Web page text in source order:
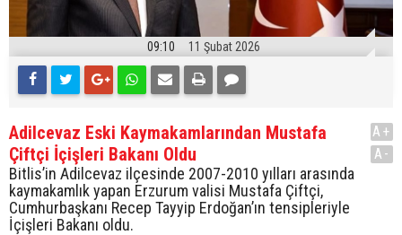
09:10 11 Şubat 2026
Adilcevaz Eski Kaymakamlarından Mustafa
Çiftçi İçişleri Bakanı Oldu
Bitlis’in Adilcevaz ilçesinde 2007-2010 yılları arasında
kaymakamlık yapan Erzurum valisi Mustafa Çiftçi,
Cumhurbaşkanı Recep Tayyip Erdoğan’ın tensipleriyle
İçişleri Bakanı oldu.
A+
A-